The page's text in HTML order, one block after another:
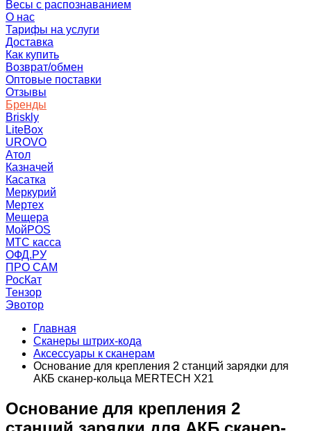
Весы с распознаванием
О нас
Тарифы на услуги
Доставка
Как купить
Возврат/обмен
Оптовые поставки
Отзывы
Бренды
Briskly
LiteBox
UROVO
Атол
Казначей
Касатка
Меркурий
Мертех
Мещера
МойPOS
МТС касса
ОФД.РУ
ПРО САМ
РосКат
Тензор
Эвотор
Главная
Сканеры штрих-кода
Аксессуары к сканерам
Основание для крепления 2 станций зарядки для
АКБ сканер-кольца MERTECH X21
Основание для крепления 2